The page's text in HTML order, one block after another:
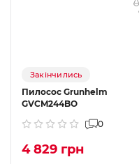
Закінчились
Пилосос Grunhelm
GVCM244BO
0
4 829 грн